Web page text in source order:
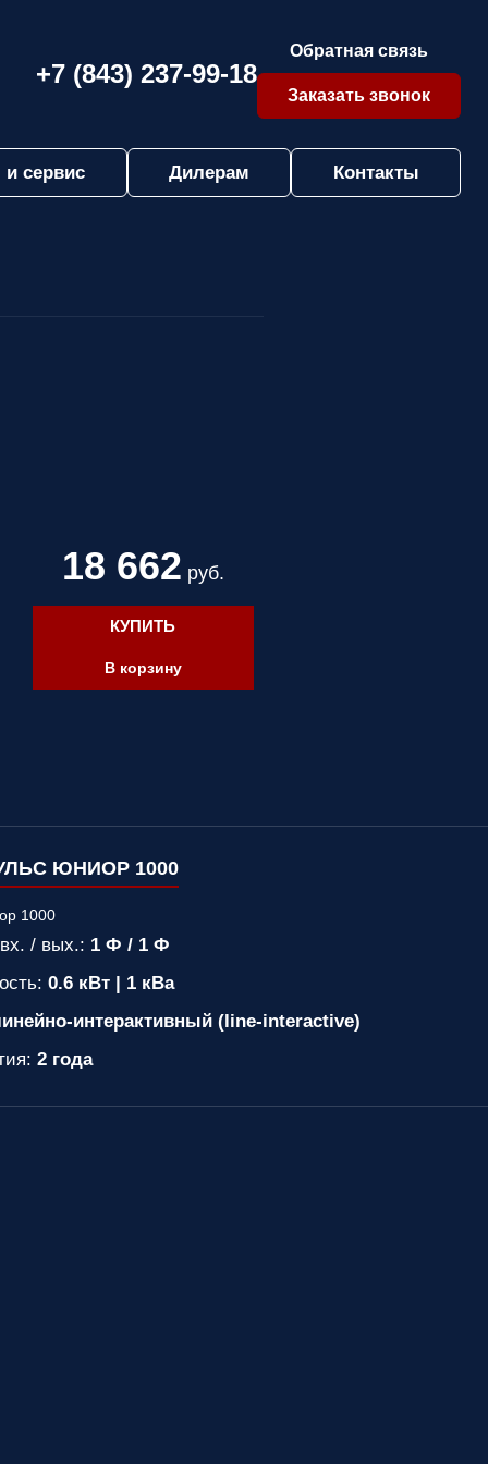
+7 (843) 237-99-18
Обратная связь
Заказать звонок
и сервис Дилерам Контакты
18 662 руб.
КУПИТЬ
В корзину
ЮНИОР 1000
/ вых.: 1 Ф / 1 Ф
0.6 кВт | 1 кВа
интерактивный (line-interactive)
2 года